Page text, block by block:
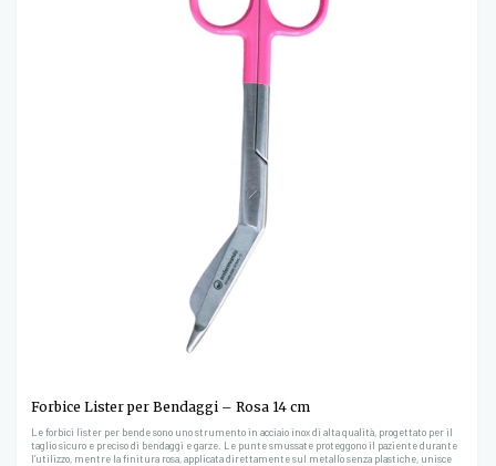
Forbice Lister per Bendaggi – Rosa 14 cm
Le forbici lister per bende sono uno strumento in acciaio inox di alta qualità, progettato per il
taglio sicuro e preciso di bendaggi e garze. Le punte smussate proteggono il paziente durante
l’utilizzo, mentre la finitura rosa, applicata direttamente sul metallo senza plastiche, unisce